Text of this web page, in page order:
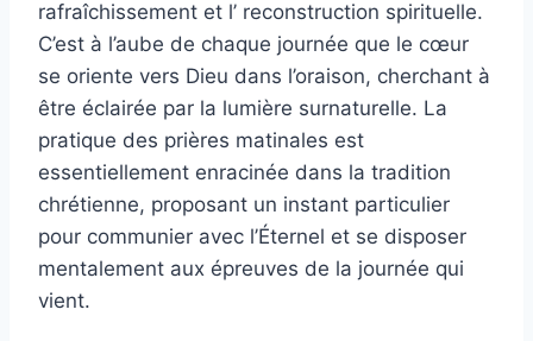
rafraîchissement et l’ reconstruction spirituelle.
C’est à l’aube de chaque journée que le cœur
se oriente vers Dieu dans l’oraison, cherchant à
être éclairée par la lumière surnaturelle. La
pratique des prières matinales est
essentiellement enracinée dans la tradition
chrétienne, proposant un instant particulier
pour communier avec l’Éternel et se disposer
mentalement aux épreuves de la journée qui
vient.